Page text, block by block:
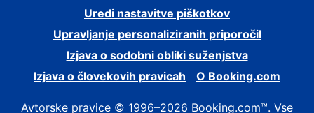
Uredi nastavitve piškotkov
Upravljanje personaliziranih priporočil
Izjava o sodobni obliki suženjstva
Izjava o človekovih pravicah
O Booking.com
Avtorske pravice © 1996–2026 Booking.com™. Vse